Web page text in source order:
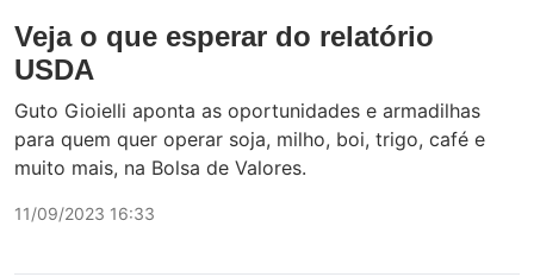
Veja o que esperar do relatório
USDA
Guto Gioielli aponta as oportunidades e armadilhas
para quem quer operar soja, milho, boi, trigo, café e
muito mais, na Bolsa de Valores.
11/09/2023 16:33